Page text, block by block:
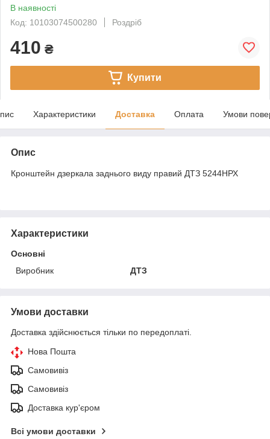
В наявності
Код: 10103074500280
Роздріб
410 ₴
Купити
Характеристики Доставка Оплата Умови
Опис
Кронштейн дзеркала заднього виду правий ДТЗ 5244НРХ
Характеристики
Основні
Виробник
ДТЗ
Умови доставки
Доставка здійснюється тільки по передоплаті.
Нова Пошта
Самовивіз
Самовивіз
Доставка кур'єром
Всі умови доставки